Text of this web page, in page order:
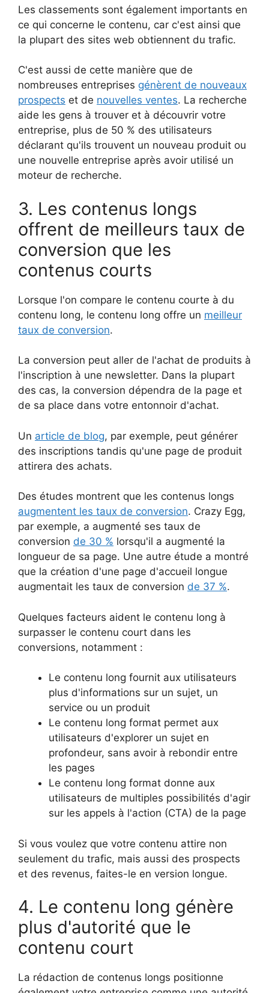
Les classements sont également importants en
ce qui concerne le contenu, car c'est ainsi que
la plupart des sites web obtiennent du trafic.
C'est aussi de cette manière que de
nombreuses entreprises génèrent de nouveaux
prospects et de nouvelles ventes. La recherche
aide les gens à trouver et à découvrir votre
entreprise, plus de 50 % des utilisateurs
déclarant qu'ils trouvent un nouveau produit ou
une nouvelle entreprise après avoir utilisé un
moteur de recherche.
3. Les contenus longs
offrent de meilleurs taux de
conversion que les
contenus courts
Lorsque l'on compare le contenu courte à du
contenu long, le contenu long offre un meilleur
taux de conversion.
La conversion peut aller de l'achat de produits à
l'inscription à une newsletter. Dans la plupart
des cas, la conversion dépendra de la page et
de sa place dans votre entonnoir d'achat.
Un article de blog, par exemple, peut générer
des inscriptions tandis qu'une page de produit
attirera des achats.
Des études montrent que les contenus longs
augmentent les taux de conversion. Crazy Egg,
par exemple, a augmenté ses taux de
conversion de 30 % lorsqu'il a augmenté la
longueur de sa page. Une autre étude a montré
que la création d'une page d'accueil longue
augmentait les taux de conversion de 37 %.
Quelques facteurs aident le contenu long à
surpasser le contenu court dans les
conversions, notamment :
Le contenu long fournit aux utilisateurs
plus d'informations sur un sujet, un
service ou un produit
Le contenu long format permet aux
utilisateurs d'explorer un sujet en
profondeur, sans avoir à rebondir entre
les pages
Le contenu long format donne aux
utilisateurs de multiples possibilités d'agir
sur les appels à l'action (CTA) de la page
Si vous voulez que votre contenu attire non
seulement du trafic, mais aussi des prospects
et des revenus, faites-le en version longue.
4. Le contenu long génère
plus d'autorité que le
contenu court
La rédaction de contenus longs positionne